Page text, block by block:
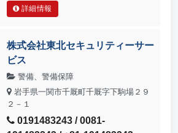
詳細情報
株式会社東北セキュリティーサー
ビス
警備、警備保障
岩手県一関市千厩町千厩字下駒場２９
２－１
0191483243 / 0081-